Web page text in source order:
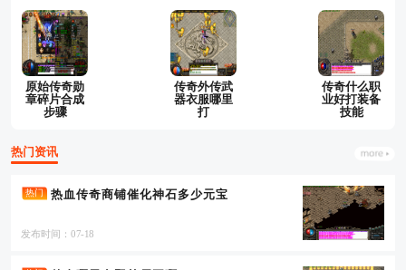
原始传奇勋
章碎片合成
步骤
传奇外传武
器衣服哪里
打
传奇什么职
业好打装备
技能
热门资讯
热门 热血传奇商铺催化神石多少元宝
发布时间：07-18